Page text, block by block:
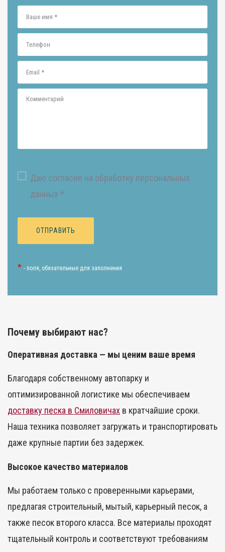
Даю согласие на обработку персональных
данных *
* - поля, обязательные для заполнения
Почему выбирают нас?
Оперативная доставка — мы ценим ваше время
Благодаря собственному автопарку и
оптимизированной логистике мы обеспечиваем
доставку песка в Смиловичах в кратчайшие сроки.
Наша техника позволяет загружать и транспортировать
даже крупные партии без задержек.
Высокое качество материалов
Мы работаем только с проверенными карьерами,
предлагая строительный, мытый, карьерный песок, а
также песок второго класса. Все материалы проходят
тщательный контроль и соответствуют требованиям